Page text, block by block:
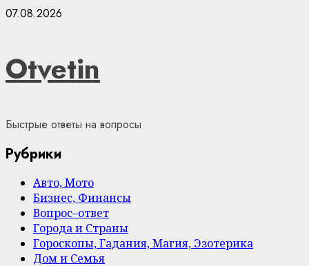
Skip
07.08.2026
Otvetin
Быстрые ответы на вопросы
Рубрики
Авто, Мото
Бизнес, Финансы
Вопрос–ответ
Города и Страны
Гороскопы, Гадания, Магия, Эзотерика
Дом и Семья